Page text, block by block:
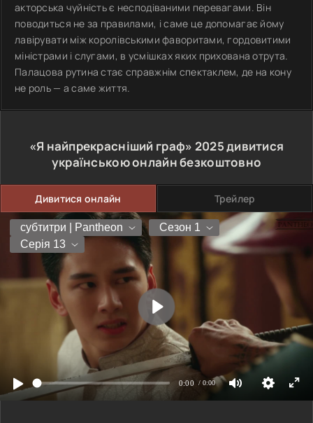
акторська чуйність є несподіваними перевагами. Він
поводиться не за правилами, і саме це допомагає йому
лавірувати між королівськими фаворитами, гордовитими
міністрами і слугами, в усмішках яких прихована отрута.
Палацова рутина стає справжнім спектаклем, де на кону
не роль — а саме життя.
«Я найпрекрасніший граф» 2025дивитися
українською онлайн безкоштовно
Дивитися онлайн Трейлер